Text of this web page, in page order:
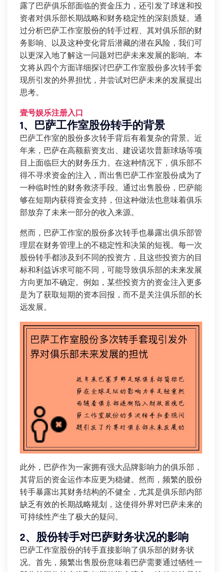
露了巴萨俱乐部面临的资金压力，还引发了球迷和投
资者对俱乐部长期战略和财务稳定性的深刻质疑。通
过分析巴萨工作室股份的转手过程、其对俱乐部的财
务影响、以及这种变化背后潜藏的潜在风险，我们可
以更深入地了解这一问题对巴萨未来发展的影响。本
文将从四个方面详细探讨巴萨工作室股份多次转手套
现所引发的外界担忧，并尝试对巴萨未来的发展提出
思考。
壹号娱乐注册入口
1、巴萨工作室股份转手的背景
巴萨工作室的股份多次转手背后有着复杂的背景。近
年来，巴萨在高额薪资支出、建设诺坎普新球场等项
目上面临巨大的财务压力。在这种情况下，俱乐部不
得不寻求资金的注入，而出售巴萨工作室股份成为了
一种临时性的财务救济手段。通过出售股份，巴萨能
够在短期内获得资金支持，但这种做法也意味着俱乐
部放弃了未来一部分的收入来源。
然而，巴萨工作室的股份多次转手也暴露出俱乐部管
理层在财务管理上的不稳定性和决策的短视。每一次
股份转手都涉及到不同的投资方，且这些投资方的目
标和利益诉求可能不同，可能导致俱乐部的未来发展
方向更加不确定。例如，某些投资方的资金注入更多
是为了获取短期的资本回报，而不是关注俱乐部的长
远发展。
此外，巴萨作为一家拥有强大品牌影响力的俱乐部，
其背后的资金运作本应更为稳健。然而，频繁的股份
转手暴露出其财务结构的不健全，尤其是俱乐部内部
缺乏有效的长期战略规划，这使得外界对巴萨未来的
可持续性产生了极大的疑问。
2、股份转手对巴萨财务状况的影响
巴萨工作室股份的转手直接影响了俱乐部的财务状
况。首先，频繁出售股份意味着巴萨需要通过牺牲一